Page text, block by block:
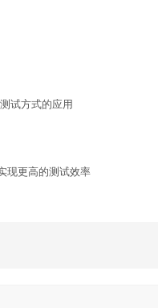
试方式的应用
现更高的测试效率